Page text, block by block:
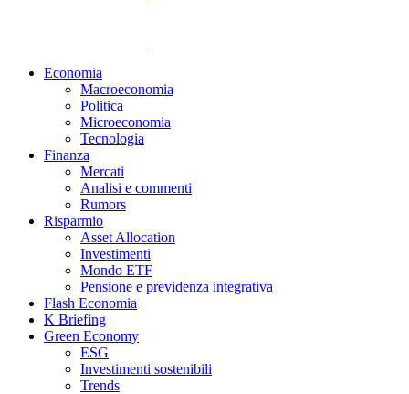
Economia
Macroeconomia
Politica
Microeconomia
Tecnologia
Finanza
Mercati
Analisi e commenti
Rumors
Risparmio
Asset Allocation
Investimenti
Mondo ETF
Pensione e previdenza integrativa
Flash Economia
K Briefing
Green Economy
ESG
Investimenti sostenibili
Trends